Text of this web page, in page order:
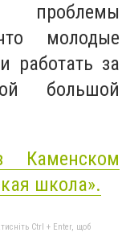
молодые
работать за
большой
школа».
Ctrl + Enter, щоб